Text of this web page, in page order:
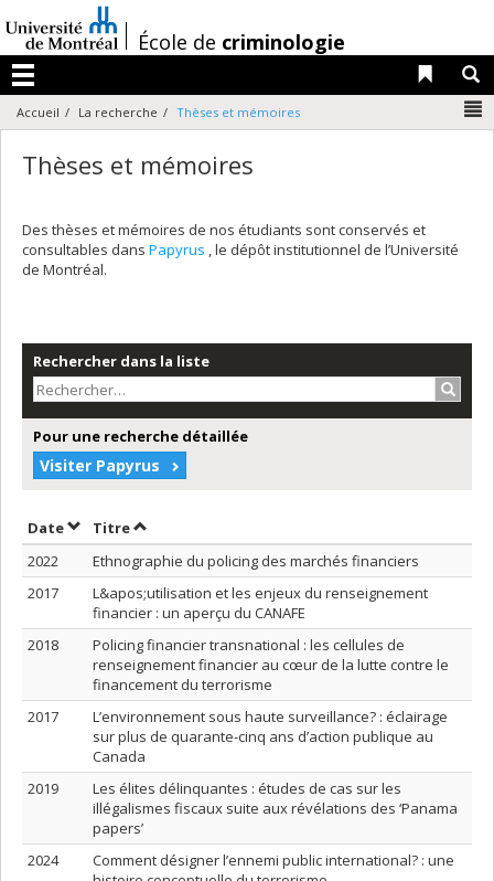
au
contenu
/École de criminologie
Menu
Liens
Accueil La recherche Thèses et mémoires
Thèses et mémoires
Des thèses et mémoires de nos étudiants sont conservés et
consultables dans Papyrus , le dépôt institutionnel de l’Université
de Montréal.
Rechercher dans la liste
Pour une recherche détaillée
Visiter Papyrus
DateTrier par date en ordre croissant
TitreTrier par titre en ordre croissant
2022
Ethnographie du policing des marchés financiers
2017
L&apos;utilisation et les enjeux du renseignement
financier : un aperçu du CANAFE
2018
Policing financier transnational : les cellules de
renseignement financier au cœur de la lutte contre le
financement du terrorisme
2017
L’environnement sous haute surveillance? : éclairage
sur plus de quarante-cinq ans d’action publique au
Canada
2019
Les élites délinquantes : études de cas sur les
illégalismes fiscaux suite aux révélations des ‘Panama
papers’
2024
Comment désigner l’ennemi public international? : une